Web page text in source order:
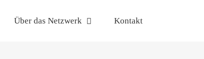
Über das Netzwerk Kontakt